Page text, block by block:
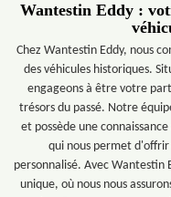
Wantestin Eddy :
Chez Wantestin Eddy, nous
des véhicules historiques.
engageons à être votre
trésors du passé. Notre
et possède une
qui nous permet d'offrir
personnalisé. Avec Wantestin
unique, où nous nous